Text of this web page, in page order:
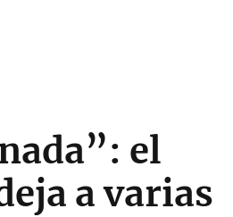
el
a varias